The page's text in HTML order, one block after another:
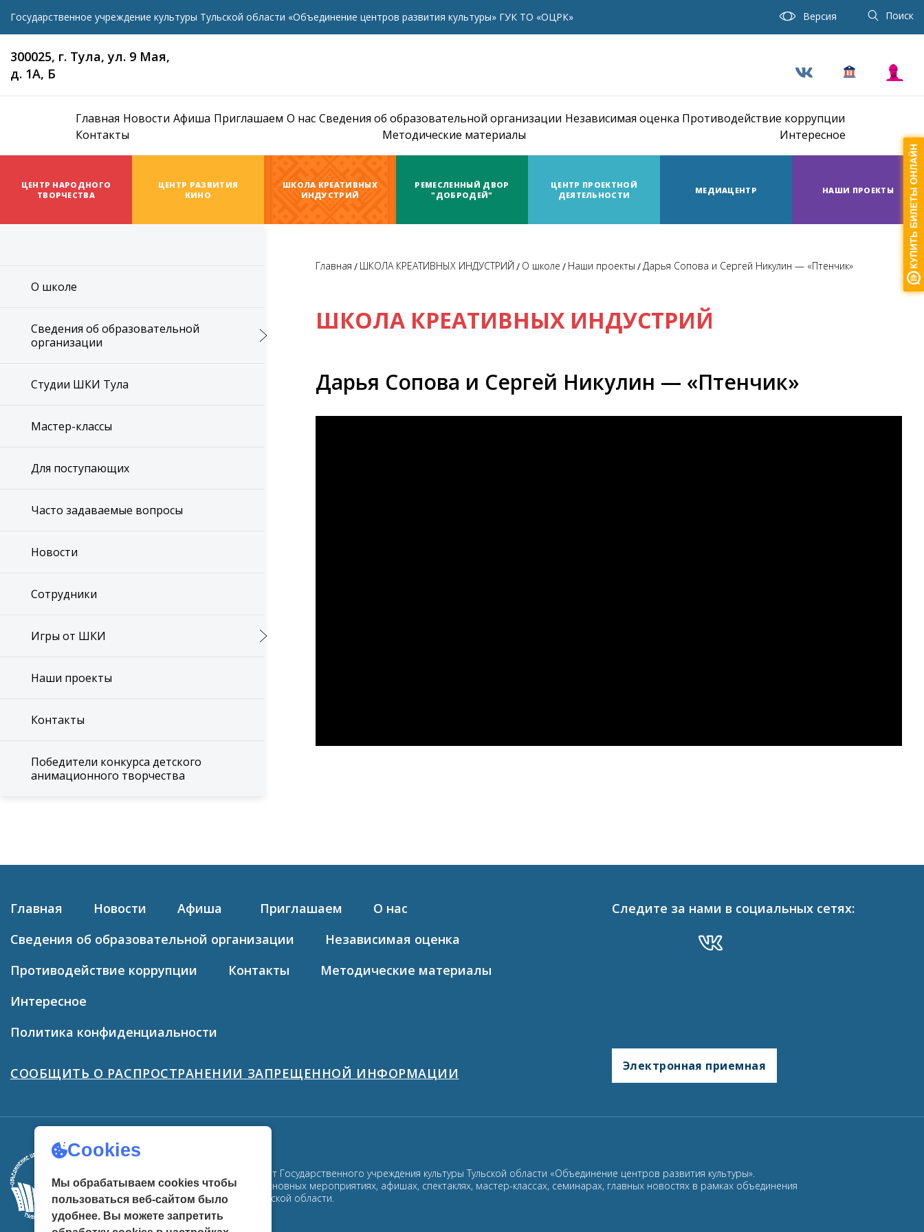
Государственное учреждение культуры Тульской области «Объединение центров развития культуры» ГУК ТО «ОЦРК» Версия Поиск
300025, г. Тула, ул. 9 Мая,
д. 1А, Б
Главная Новости Афиша Приглашаем О нас Сведения об образовательной организации Независимая оценка Противодействие коррупции
Контакты
Методические материалы Интересное
ЦЕНТР НАРОДНОГО
ТВОРЧЕСТВА
ЦЕНТР РАЗВИТИЯ
КИНО
ШКОЛА КРЕАТИВНЫХ
ИНДУСТРИЙ
РЕМЕСЛЕННЫЙ ДВОР
"ДОБРОДЕЙ"
ЦЕНТР ПРОЕКТНОЙ
ДЕЯТЕЛЬНОСТИ
МЕДИАЦЕНТР НАШИ ПРОЕКТЫ
О школе
Сведения об образовательной
организации
Студии ШКИ Тула
Мастер-классы
Для поступающих
Часто задаваемые вопросы
Новости
Сотрудники
Игры от ШКИ
Наши проекты
Контакты
Победители конкурса детского
анимационного творчества
Главная ШКОЛА КРЕАТИВНЫХ ИНДУСТРИЙ О школе Наши проекты Дарья Сопова и Сергей Никулин — «Птенчик»
ШКОЛА КРЕАТИВНЫХ ИНДУСТРИЙ
Дарья Сопова и Сергей Никулин — «Птенчик»
Главная Новости Афиша Приглашаем
О нас
Сведения об образовательной организации
Независимая оценка
Противодействие коррупции
Контакты
Методические материалы
Интересное
Политика конфиденциальности
Следите за нами в социальных сетях:
СООБЩИТЬ О РАСПРОСТРАНЕНИИ ЗАПРЕЩЕННОЙ ИНФОРМАЦИИ Электронная приемная
ГУК ТО «ОЦРК» - официальный сайт Государственного учреждения культуры Тульской области «Объединение центров развития культуры».
Здесь собрана информация об основных мероприятиях, афишах, спектаклях, мастер-классах, семинарах, главных новостях в рамках объединения
центров развития культуры в Тульской области.
Cookies
Мы обрабатываем cookies чтобы
пользоваться веб-сайтом было
удобнее. Вы можете запретить